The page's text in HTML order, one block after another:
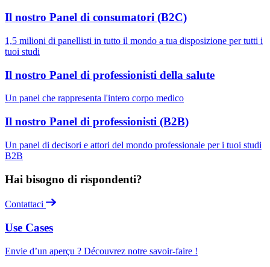
Il nostro Panel di consumatori (B2C)
1,5 milioni di panellisti in tutto il mondo a tua disposizione per tutti i
tuoi studi
Il nostro Panel di professionisti della salute
Un panel che rappresenta l'intero corpo medico
Il nostro Panel di professionisti (B2B)
Un panel di decisori e attori del mondo professionale per i tuoi studi
B2B
Hai bisogno di rispondenti?
Contattaci
Use Cases
Envie d’un aperçu ? Découvrez notre savoir-faire !